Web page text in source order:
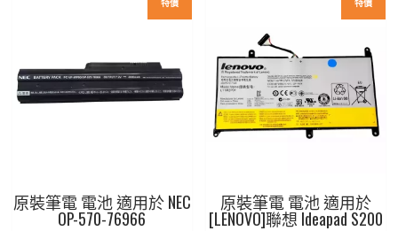
特價
原裝筆電 電池 適用於 NEC
OP-570-76966
特價
原裝筆電 電池 適用於
[LENOVO]聯想 Ideapad S200